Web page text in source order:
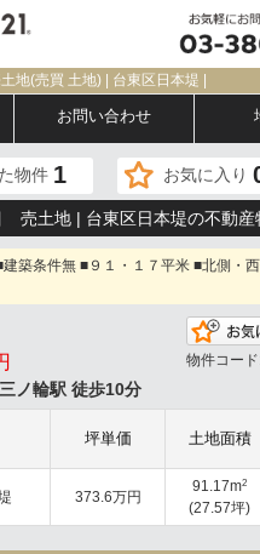
(売買 土地) | 台東区日本堤 |
お問い合わせ
物件 1 お気に入り
売土地 | 台東区日本堤の不動産
築条件無 ■９１・１７平米 ■北側・
ノ輪駅 徒歩10分
物件コー
坪単価 土地面積
373.6万円
91.17m2
(27.57坪)